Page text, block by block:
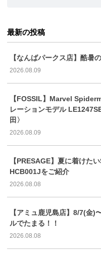
最新の投稿
【なんばパークス店】酷暑
2026.08.09
【FOSSIL】Marvel
レーションモデル
田〉
2026.08.09
【PRESAGE】夏に着けた
HCB001Jをご紹介
2026.08.08
【アミュ鹿児島店】8/7(金
ルでたまる！！
2026.08.08